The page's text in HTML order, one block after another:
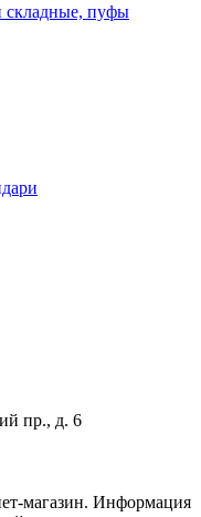
складные, пуфы
пр., д. 6
магазин. Информация